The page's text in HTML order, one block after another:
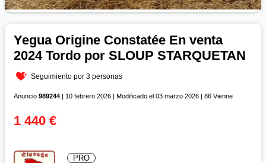
Yegua Origine Constatée En venta
2024 Tordo por SLOUP STARQUETAN
Seguimiento por 3 personas
Anuncio 989244 | 10 febrero 2026 | Modificado el 03 marzo 2026 | 86 Vienne
1 440 €
PRO